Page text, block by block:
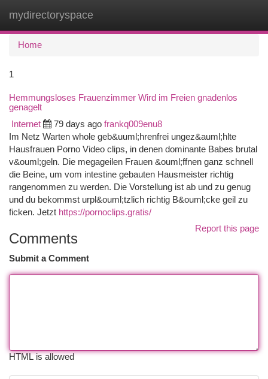
mydirectoryspace
Home
1
Hemmungsloses Frauenzimmer Wird im Freien gnadenlos
genagelt
Internet 79 days ago frankq009enu8
Im Netz Warten whole geb&uuml;hrenfrei ungez&auml;hlte
Hausfrauen Porno Video clips, in denen dominante Babes brutal
v&ouml;geln. Die megageilen Frauen &ouml;ffnen ganz schnell
die Beine, um vom intestine gebauten Hausmeister richtig
rangenommen zu werden. Die Vorstellung ist ab und zu genug
und du bekommst urpl&ouml;tzlich richtig B&ouml;cke geil zu
ficken. Jetzt https://pornoclips.gratis/
Report this page
Comments
Submit a Comment
HTML is allowed